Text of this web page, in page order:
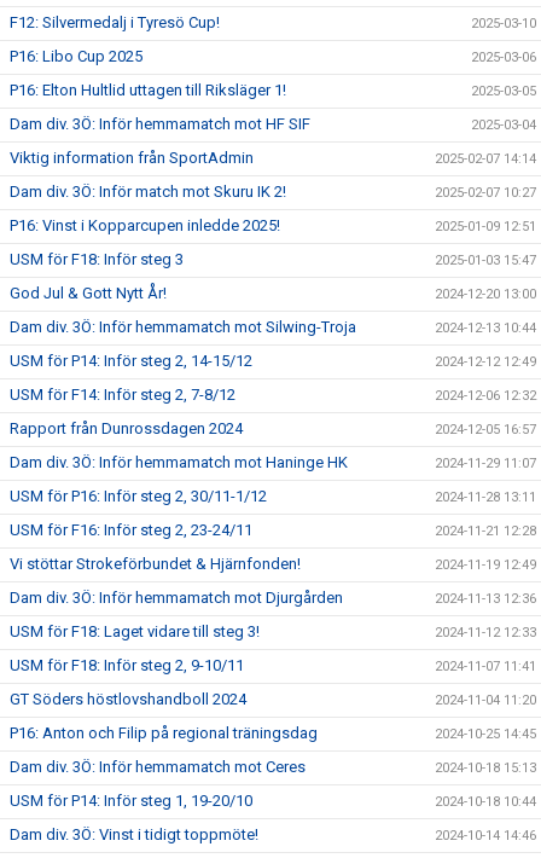
F12: Silvermedalj i Tyresö Cup! 2025-03-10
P16: Libo Cup 2025 2025-03-06
P16: Elton Hultlid uttagen till Riksläger 1! 2025-03-05
Dam div. 3Ö: Inför hemmamatch mot HF SIF 2025-03-04
Viktig information från SportAdmin 2025-02-07 14:14
Dam div. 3Ö: Inför match mot Skuru IK 2! 2025-02-07 10:27
P16: Vinst i Kopparcupen inledde 2025! 2025-01-09 12:51
USM för F18: Inför steg 3 2025-01-03 15:47
God Jul & Gott Nytt År! 2024-12-20 13:00
Dam div. 3Ö: Inför hemmamatch mot Silwing-Troja 2024-12-13 10:44
USM för P14: Inför steg 2, 14-15/12 2024-12-12 12:49
USM för F14: Inför steg 2, 7-8/12 2024-12-06 12:32
Rapport från Dunrossdagen 2024 2024-12-05 16:57
Dam div. 3Ö: Inför hemmamatch mot Haninge HK 2024-11-29 11:07
USM för P16: Inför steg 2, 30/11-1/12 2024-11-28 13:11
USM för F16: Inför steg 2, 23-24/11 2024-11-21 12:28
Vi stöttar Strokeförbundet & Hjärnfonden! 2024-11-19 12:49
Dam div. 3Ö: Inför hemmamatch mot Djurgården 2024-11-13 12:36
USM för F18: Laget vidare till steg 3! 2024-11-12 12:33
USM för F18: Inför steg 2, 9-10/11 2024-11-07 11:41
GT Söders höstlovshandboll 2024 2024-11-04 11:20
P16: Anton och Filip på regional träningsdag 2024-10-25 14:45
Dam div. 3Ö: Inför hemmamatch mot Ceres 2024-10-18 15:13
USM för P14: Inför steg 1, 19-20/10 2024-10-18 10:44
Dam div. 3Ö: Vinst i tidigt toppmöte! 2024-10-14 14:46